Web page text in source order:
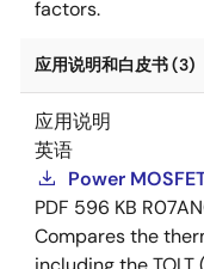
factors.
应用说明和白皮书 (3)
应用说明
英语
Power
PDF 596 KB
Compares the